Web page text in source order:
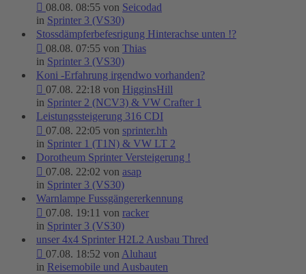
08.08. 08:55 von Seicodad
in Sprinter 3 (VS30)
Stossdämpferbefesrigung Hinterachse unten !?
08.08. 07:55 von Thias
in Sprinter 3 (VS30)
Koni -Erfahrung irgendwo vorhanden?
07.08. 22:18 von HigginsHill
in Sprinter 2 (NCV3) & VW Crafter 1
Leistungssteigerung 316 CDI
07.08. 22:05 von sprinter.hh
in Sprinter 1 (T1N) & VW LT 2
Dorotheum Sprinter Versteigerung !
07.08. 22:02 von asap
in Sprinter 3 (VS30)
Warnlampe Fussgängererkennung
07.08. 19:11 von racker
in Sprinter 3 (VS30)
unser 4x4 Sprinter H2L2 Ausbau Thred
07.08. 18:52 vonAluhaut
in Reisemobile und Ausbauten